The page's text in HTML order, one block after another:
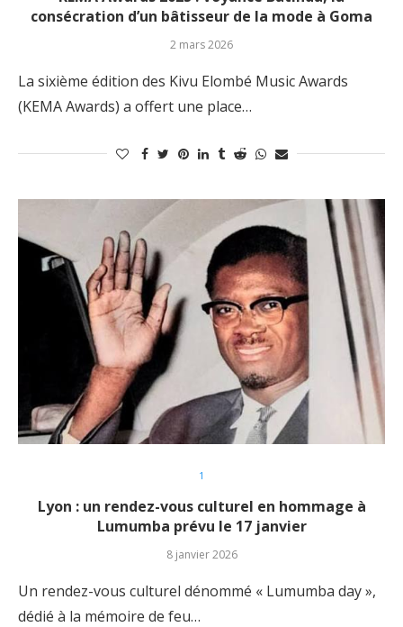
consécration d’un bâtisseur de la mode à Goma
2 mars 2026
La sixième édition des Kivu Elombé Music Awards
(KEMA Awards) a offert une place…
1
Lyon : un rendez-vous culturel en hommage à
Lumumba prévu le 17 janvier
8 janvier 2026
Un rendez-vous culturel dénommé « Lumumba day »,
dédié à la mémoire de feu…